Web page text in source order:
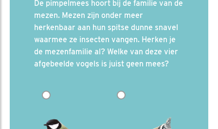
De pimpelmees hoort bij de familie van de
mezen. Mezen zijn onder meer
herkenbaar aan hun spitse dunne snavel
waarmee ze insecten vangen. Herken je
de mezenfamilie al? Welke van deze vier
afgebeelde vogels is juist geen mees?